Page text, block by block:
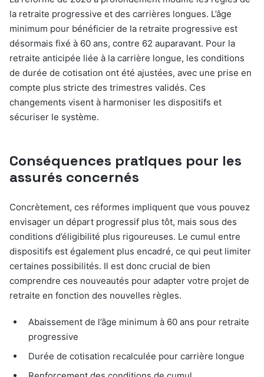
la retraite progressive et des carrières longues. L’âge
minimum pour bénéficier de la retraite progressive est
désormais fixé à 60 ans, contre 62 auparavant. Pour la
retraite anticipée liée à la carrière longue, les conditions
de durée de cotisation ont été ajustées, avec une prise en
compte plus stricte des trimestres validés. Ces
changements visent à harmoniser les dispositifs et
sécuriser le système.
Conséquences pratiques pour les
assurés concernés
Concrètement, ces réformes impliquent que vous pouvez
envisager un départ progressif plus tôt, mais sous des
conditions d’éligibilité plus rigoureuses. Le cumul entre
dispositifs est également plus encadré, ce qui peut limiter
certaines possibilités. Il est donc crucial de bien
comprendre ces nouveautés pour adapter votre projet de
retraite en fonction des nouvelles règles.
Abaissement de l’âge minimum à 60 ans pour retraite
progressive
Durée de cotisation recalculée pour carrière longue